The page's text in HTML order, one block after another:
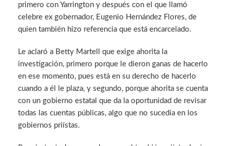
primero con Yarrington y después con el que llamó
celebre ex gobernador, Eugenio Hernández Flores, de
quien también hizo referencia que está encarcelado.
Le aclaró a Betty Martell que exige ahorita la
investigación, primero porque le dieron ganas de hacerlo
en ese momento, pues está en su derecho de hacerlo
cuando a él le plaza, y segundo, porque ahorita se cuenta
con un gobierno estatal que da la oportunidad de revisar
todas las cuentas públicas, algo que no sucedía en los
gobiernos priístas.